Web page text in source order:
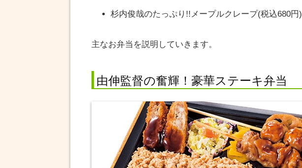
杉内俊哉のたっぷり!!メープルクレープ(税込680円)
主なお弁当を説明していきます。
由伸監督の奮輝！豪華ステーキ弁当